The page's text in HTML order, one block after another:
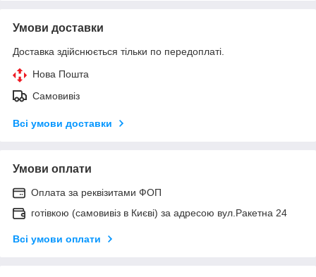
Умови доставки
Доставка здійснюється тільки по передоплаті.
Нова Пошта
Самовивіз
Всі умови доставки
Умови оплати
Оплата за реквізитами ФОП
готівкою (самовивіз в Києві) за адресою вул.Ракетна 24
Всі умови оплати